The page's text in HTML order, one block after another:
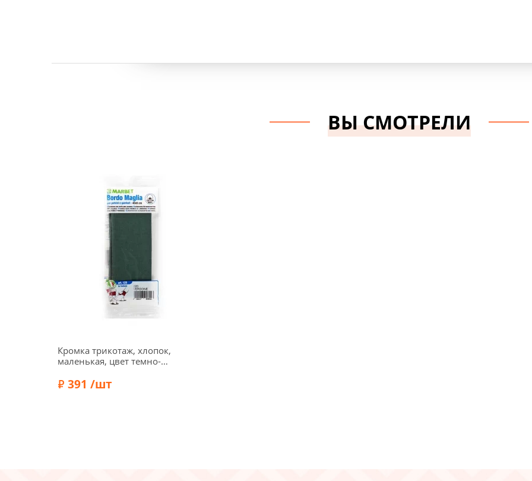
Состав: Хлопок 60%, Вискоза 10%,
Состав: Хлопок 100%
Состав: Хлопок 60%,
ВЫ СМОТРЕЛИ
Кромка трикотаж, хлопок,
маленькая, цвет темно-
391 /шт